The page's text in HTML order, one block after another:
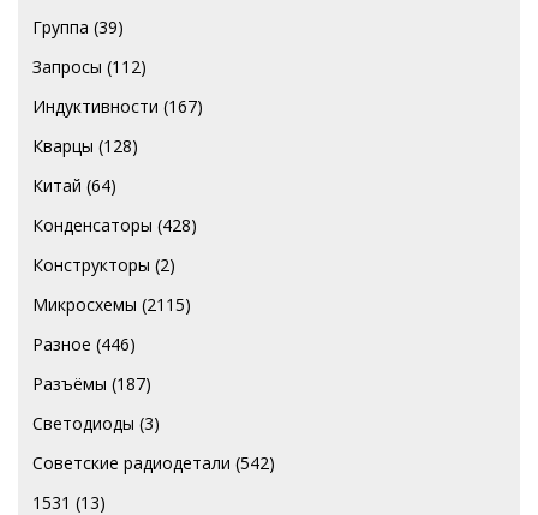
Группа (39)
Запросы (112)
Индуктивности (167)
Кварцы (128)
Китай (64)
Конденсаторы (428)
Конструкторы (2)
Микросхемы (2115)
Разное (446)
Разъёмы (187)
Светодиоды (3)
Советские радиодетали (542)
1531 (13)